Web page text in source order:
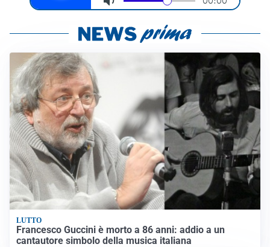
LUTTO
Francesco Guccini è morto a 86 anni: addio a un
cantautore simbolo della musica italiana